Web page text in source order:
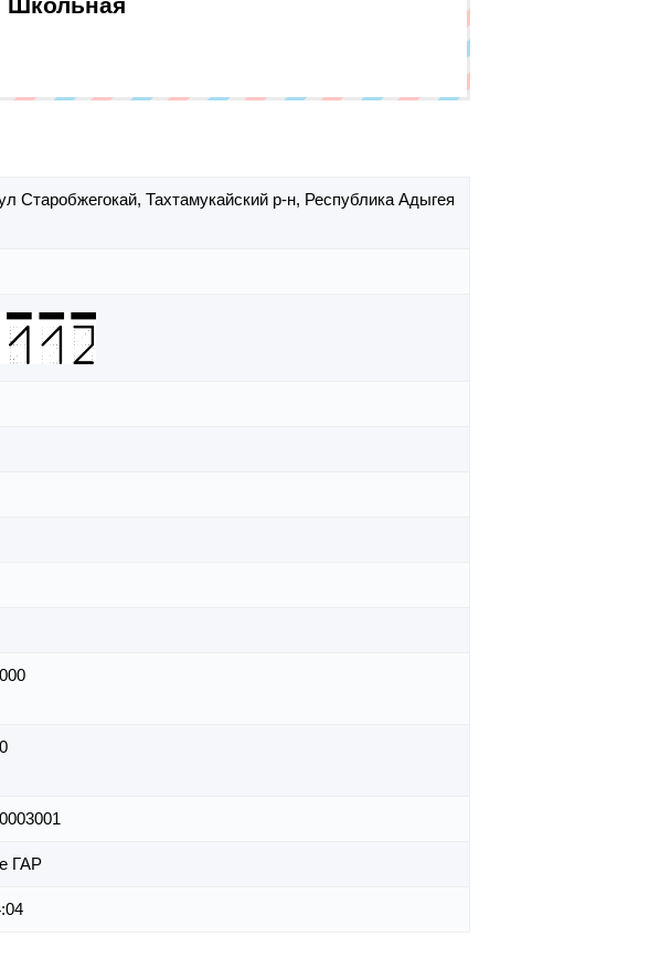
Старобжегокай, Тахтамукайский р-н, Республика Адыгея
ГАР